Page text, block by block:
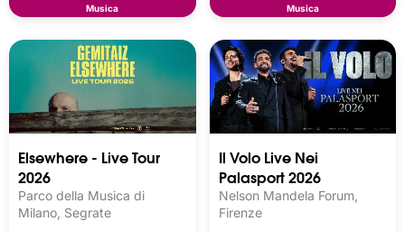
Musica Musica
Elsewhere - Live Tour
2026
Parco della Musica di
Milano, Segrate
Il Volo Live Nei
Palasport 2026
Nelson Mandela Forum,
Firenze